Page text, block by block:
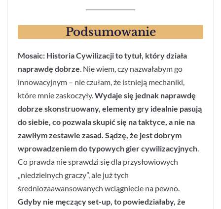
Podsumowanie
Mosaic: Historia Cywilizacji to tytuł, który działa
naprawdę dobrze. Nie wiem, czy nazwałabym go
innowacyjnym – nie czułam, że istnieją mechaniki,
które mnie zaskoczyły.Wydaje się jednak naprawdę
dobrze skonstruowany, elementy gry idealnie pasują
do siebie, co pozwala skupić się na taktyce, a nie na
zawiłym zestawie zasad. Sądzę, że jest dobrym
wprowadzeniem do typowych gier cywilizacyjnych.
Co prawda nie sprawdzi się dla przysłowiowych
„niedzielnych graczy”, ale już tych
średniozaawansowanych wciągniecie na pewno.
Gdyby nie męczący set-up, to powiedziałaby, że